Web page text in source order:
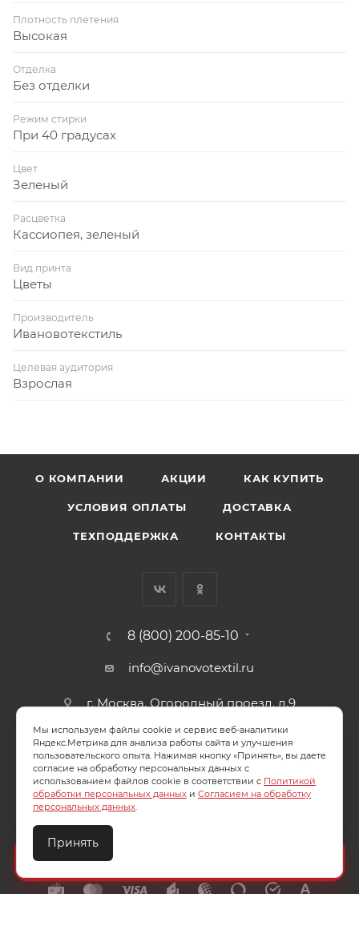
Плотность плетения
Высокая
Отделка
Без отделки
Режим стирки
При 40 градусах
Цвет
Зеленый
Расцветка
Кассиопея, зеленый
Вид принта
Цветы
Производитель
Ивановотекстиль
Целевая аудитория
Взрослая
О КОМПАНИИ АКЦИИ КАК КУПИТЬ
УСЛОВИЯ ОПЛАТЫ ДОСТАВКА
ТЕХПОДДЕРЖКА КОНТАКТЫ
8 (800) 200-85-10
info@ivanovotextil.ru
г. Москва, Огородный проезд, д.9
СОГЛАСИЕ НА ОБРАБОТКУ ПЕРСОНАЛЬНЫХ ДАННЫХ
ПОЛИТИКА ОБРАБОТКИ ПЕРСОНАЛЬНЫХ ДАННЫХ
2026 © ООО "Ивановотекстиль". ОГРН:1073703000029
Мы используем файлы cookie и сервис веб-аналитики
Яндекс.Метрика для анализа работы сайта и улучшения
пользовательского опыта. Нажимая кнопку «Принять», вы даете
согласие на обработку персональных данных с
использованием файлов cookie в соответствии с Политикой
обработки персональных данных и Согласием на обработку
персональных данных.
Принять